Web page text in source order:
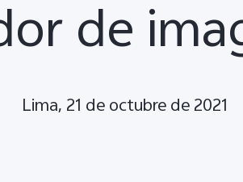
de
Lima, 21 de octubre de 2021